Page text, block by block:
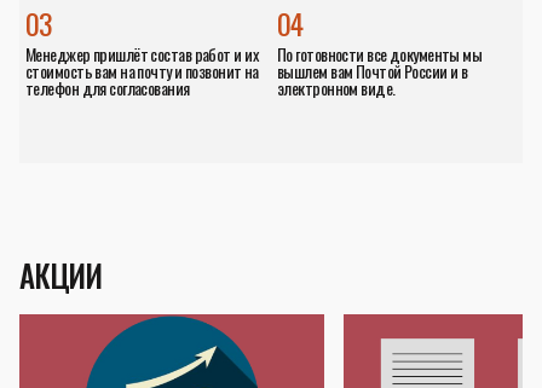
04
По готовности все документы мы
вышлем вам Почтой России и в
электронном виде.
03
Менеджер пришлёт состав работ и их
стоимость вам на почту и позвонит на
телефон для согласования
АКЦИИ